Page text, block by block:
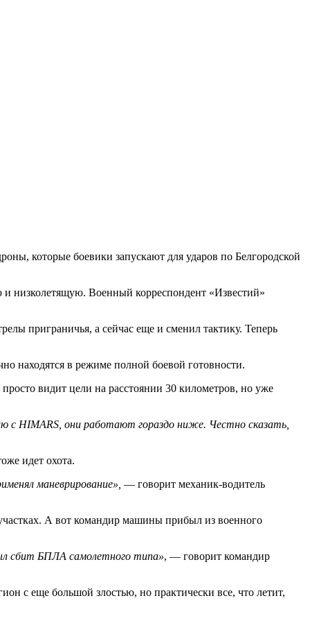
которые боевики запускают для ударов по Белгородской
низколетящую. Военный корреспондент «Известий»
приграничья, а сейчас еще и сменил тактику. Теперь
находятся в режиме полной боевой готовности.
видит цели на расстоянии 30 километров, но уже
HIMARS, они работают гораздо ниже. Честно сказать,
идет охота.
маневрирование», — говорит механик-водитель
А вот командир машины прибыл из военного
сбит БПЛА самолетного типа», — говорит командир
с еще большой злостью, но практически все, что летит,